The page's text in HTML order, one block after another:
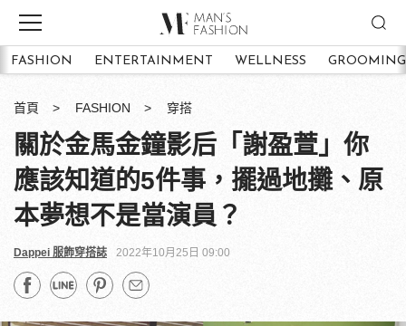
FASHION ENTERTAINMENT WELLNESS GROOMING
首頁 FASHION 穿搭
關於金馬金鐘影后「謝盈萱」你
應該知道的5件事，擺過地攤、原
本夢想不是當演員？
Dappei 服飾穿搭誌 2022年10月25日 09:00